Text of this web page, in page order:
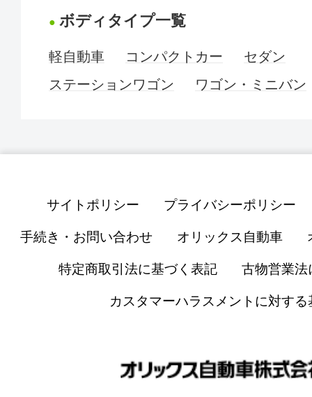
ボディタイプ一覧
軽自動車 コンパクトカー
セダン
ステーションワゴン
ワゴン・ミニバン
サイトポリシー プライバシーポリシー
手続き・お問い合わせ オリックス自動車
特定商取引法に基づく表記 古物営業法
カスタマーハラスメントに対する